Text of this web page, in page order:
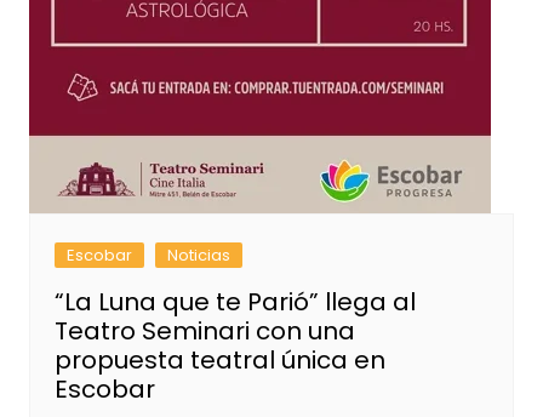
Escobar Noticias
“La Luna que te Parió” llega al
Teatro Seminari con una
propuesta teatral única en
Escobar